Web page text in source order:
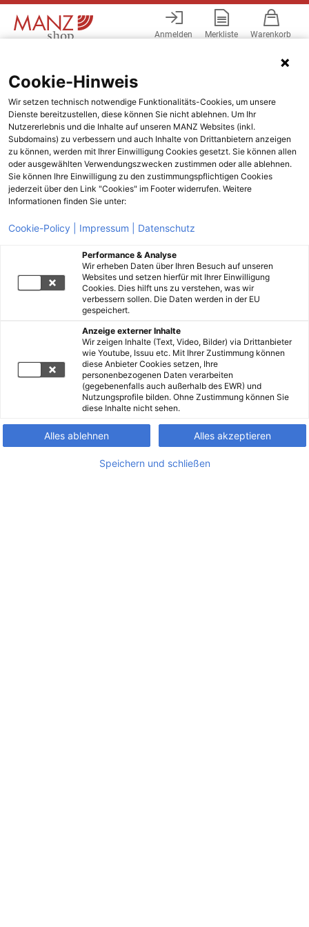
Anmelden Merkliste Warenkorb
Cookie-Hinweis
Wir setzen technisch notwendige Funktionalitäts-Cookies, um unsere
Dienste bereitzustellen, diese können Sie nicht ablehnen. Um Ihr
Nutzererlebnis und die Inhalte auf unseren MANZ Websites (inkl.
Subdomains) zu verbessern und auch Inhalte von Drittanbietern anzeigen
zu können, werden mit Ihrer Einwilligung Cookies gesetzt. Sie können allen
oder ausgewählten Verwendungszwecken zustimmen oder alle ablehnen.
Sie können Ihre Einwilligung zu den zustimmungspflichtigen Cookies
jederzeit über den Link "Cookies" im Footer widerrufen. Weitere
Informationen finden Sie unter:
Cookie-Policy | Impressum | Datenschutz
Performance & Analyse
Wir erheben Daten über Ihren Besuch auf unseren
Websites und setzen hierfür mit Ihrer Einwilligung
Cookies. Dies hilft uns zu verstehen, was wir
verbessern sollen. Die Daten werden in der EU
gespeichert.
Anzeige externer Inhalte
Wir zeigen Inhalte (Text, Video, Bilder) via Drittanbieter
wie Youtube, Issuu etc. Mit Ihrer Zustimmung können
diese Anbieter Cookies setzen, Ihre
personenbezogenen Daten verarbeiten
(gegebenenfalls auch außerhalb des EWR) und
Nutzungsprofile bilden. Ohne Zustimmung können Sie
diese Inhalte nicht sehen.
Alles ablehnen Alles akzeptieren
Speichern und schließen